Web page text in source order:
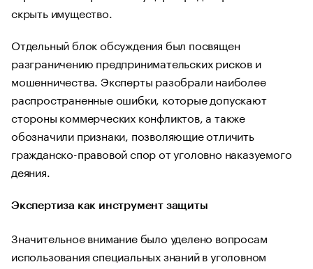
скрыть имущество.
Отдельный блок обсуждения был посвящен
разграничению предпринимательских рисков и
мошенничества. Эксперты разобрали наиболее
распространенные ошибки, которые допускают
стороны коммерческих конфликтов, а также
обозначили признаки, позволяющие отличить
гражданско-правовой спор от уголовно наказуемого
деяния.
Экспертиза как инструмент защиты
Значительное внимание было уделено вопросам
использования специальных знаний в уголовном